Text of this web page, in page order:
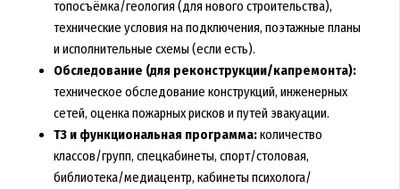
топосъёмка/геология (для нового строительства),
технические условия на подключения, поэтажные планы
и исполнительные схемы (если есть).
Обследование (для реконструкции/капремонта):
техническое обследование конструкций, инженерных
сетей, оценка пожарных рисков и путей эвакуации.
ТЗ и функциональная программа:количество
классов/групп, спецкабинеты, спорт/столовая,
библиотека/медиацентр, кабинеты психолога/